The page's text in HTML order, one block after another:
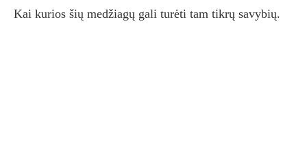
Kai kurios šių medžiagų gali turėti tam tikrų savybių.